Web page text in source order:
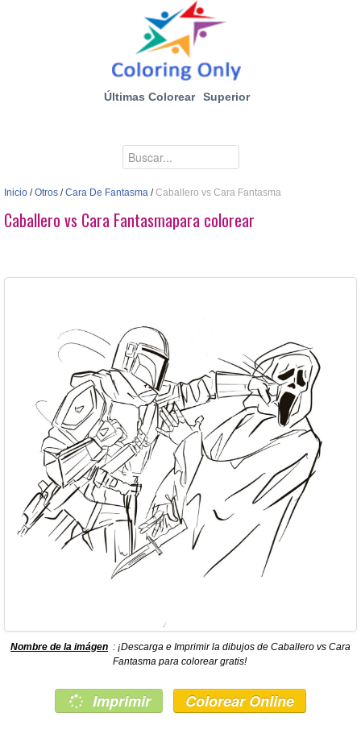
Últimas Colorear Superior
Inicio /Otros /Cara De Fantasma /Caballero vs Cara Fantasma
Caballero vs Cara Fantasmapara colorear
Nombre de la imágen : ¡Descarga e Imprimir la dibujos de Caballero vs Cara
Fantasma para colorear gratis!
Imprimir Colorear Online